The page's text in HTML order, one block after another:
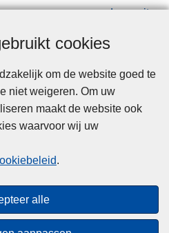
cookies
om de website goed te
niet weigeren. Om uw
maakt de website ook
waarvoor wij uw
.
alle
naar de monitor